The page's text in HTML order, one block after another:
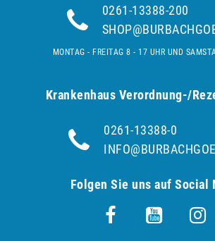
0261-13388-200
MONTAG - FREITAG 8 - 17 UHR UND
Krankenhaus Verordnung-/
0261-13388-0
Folgen Sie uns auf Social